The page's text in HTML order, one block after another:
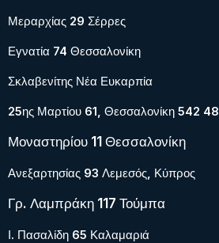
Μεραρχίας 29 Σέρρες
Εγνατία 74 Θεσσαλονίκη
Σκλαβενίτης Νέα Ευκαρπία
25ης Μαρτίου 61, Θεσσαλονίκη 542 48
Μοναστηρίου 11 Θεσσαλονίκη
Ανεξαρτησίας 93 Λεμεσός, Κύπρος
Γρ. Λαμπράκη 117 Τούμπα
Ι. Πασαλίδη 65 Καλαμαριά